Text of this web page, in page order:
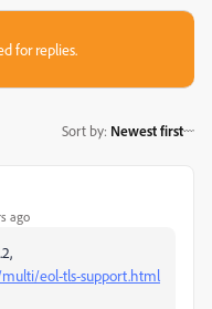
for replies.
Sort by: Newest first
ago
eol-tls-support.html